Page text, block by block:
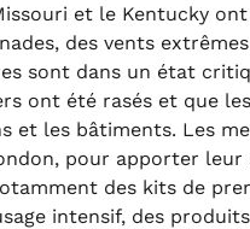
et le Kentucky
des vents
sont dans un état
ont été rasés et que
et les bâtiments. Les
pour apporter
des kits de
intensif, des